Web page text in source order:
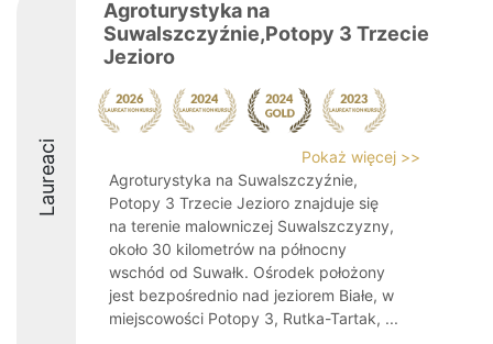
Laureaci
Agroturystyka na
Suwalszczyźnie,Potopy 3 Trzecie
Jezioro
Pokaż więcej >>
Agroturystyka na Suwalszczyźnie,
Potopy 3 Trzecie Jezioro znajduje się
na terenie malowniczej Suwalszczyzny,
około 30 kilometrów na północny
wschód od Suwałk. Ośrodek położony
jest bezpośrednio nad jeziorem Białe, w
miejscowości Potopy 3, Rutka-Tartak, ...